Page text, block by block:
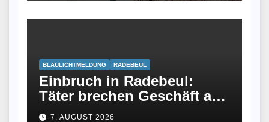
BLAULICHTMELDUNG RADEBEUL
Einbruch in Radebeul:
Täter brechen Geschäft an
Meißner Straße auf
7. AUGUST 2026